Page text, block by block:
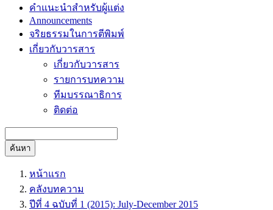
คำแนะนำสำหรับผู้แต่ง
Announcements
จริยธรรมในการตีพิมพ์
เกี่ยวกับวารสาร
เกี่ยวกับวารสาร
รายการบทความ
ทีมบรรณาธิการ
ติดต่อ
ค้นหา
หน้าแรก
คลังบทความ
ปีที่ 4 ฉบับที่ 1 (2015): July-December 2015